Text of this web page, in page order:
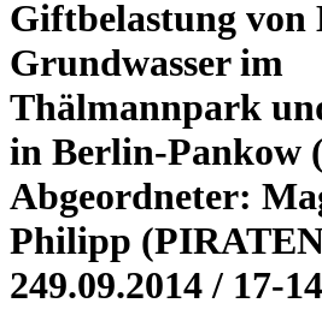
Giftbelastung von
Grundwasser im
Thälmannpark
in Berlin-Pankow
Abgeordneter:
Philipp
249.09.2014 / 17-